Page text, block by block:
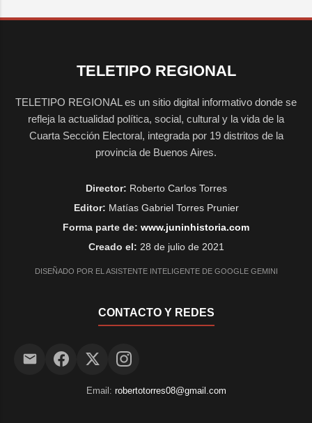
TELETIPO REGIONAL
TELETIPO REGIONAL es un sitio digital informativo donde se
refleja la actualidad política, social, cultural y la vida de la
Cuarta Sección Electoral, integrada por 19 distritos de la
provincia de Buenos Aires.
Director: Roberto Carlos Torres
Editor: Matías Gabriel Torres Prunier
Forma parte de: www.juninhistoria.com
Creado el: 28 de julio de 2021
DISEÑADO POR EL ASISTENTE INTELIGENTE DE GOOGLE GEMINI
CONTACTO Y REDES
Email: robertotorres08@gmail.com